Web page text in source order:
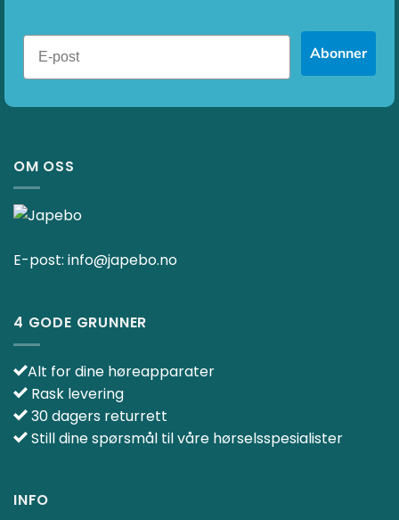
Abonner
OM OSS
E-post: info@japebo.no
4 GODE GRUNNER
Alt for dine høreapparater
Rask levering
30 dagers returrett
Still dine spørsmål til våre hørselsspesialister
INFO